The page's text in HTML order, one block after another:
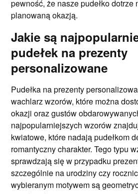
pewność, że nasze pudełko dotrze
planowaną okazją.
Jakie są
pudełek na prezenty
personalizowane
Pudełka na prezenty
wachlarz wzorów, które można
okazji oraz gustów
najpopularniejszych wzorów
kwiatowe, które nadają pudełkom
romantyczny charakter. Tego typu
sprawdzają się w przypadku
szczególnie na urodziny czy
wybieranym motywem są